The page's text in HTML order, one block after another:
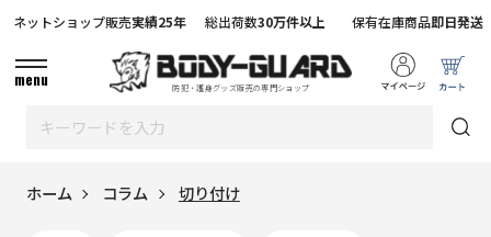
防犯・護身グッズ販売の専門ショップ
ネットショップ販売実績25年 総出荷数30万件以上 保有在庫商品即日発送
menu
ホーム コラム 切り付け